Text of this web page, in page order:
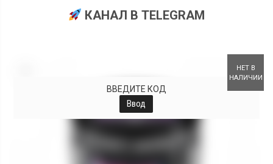
КАНАЛ В TELEGRAM
НЕТ В
НАЛИЧИИ
ВВЕДИТЕ КОД
Ввод